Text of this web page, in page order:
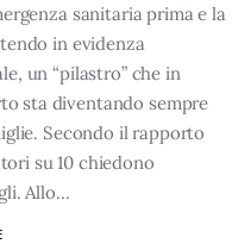
sanitaria prima e la
in evidenza
un “pilastro” che in
sta diventando sempre
Secondo il rapporto
su 10 chiedono
Allo…